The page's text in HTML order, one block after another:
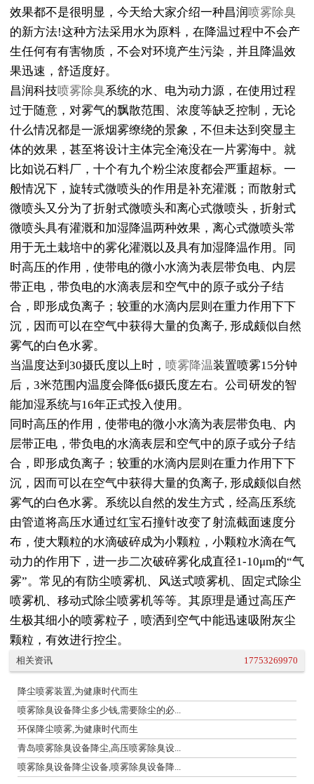
效果都不是很明显，今天给大家介绍一种昌润喷雾除臭
的新方法!这种方法采用水为原料，在降温过程中不会产
生任何有有害物质，不会对环境产生污染，并且降温效
果迅速，舒适度好。
昌润科技喷雾除臭系统的水、电为动力源，在使用过程
过于随意，对雾气的飘散范围、浓度等缺乏控制，无论
什么情况都是一派烟雾缭绕的景象，不但未达到突显主
体的效果，甚至将设计主体完全淹没在一片雾海中。就
比如说石料厂，十个有九个粉尘浓度都会严重超标。一
般情况下，旋转式微喷头的作用是补充灌溉；而散射式
微喷头又分为了折射式微喷头和离心式微喷头，折射式
微喷头具有灌溉和加湿降温两种效果，离心式微喷头常
用于无土栽培中的雾化灌溉以及具有加湿降温作用。同
时高压的作用，使带电的微小水滴为表层带负电、内层
带正电，带负电的水滴表层和空气中的原子或分子结
合，即形成负离子；较重的水滴内层则在重力作用下下
沉，因而可以在空气中获得大量的负离子, 形成颇似自然
雾气的白色水雾。
当温度达到30摄氏度以上时， 喷雾降温装置喷雾15分钟
后，3米范围内温度会降低6摄氏度左右。公司研发的智
能加湿系统与16年正式投入使用。
同时高压的作用，使带电的微小水滴为表层带负电、内
层带正电，带负电的水滴表层和空气中的原子或分子结
合，即形成负离子；较重的水滴内层则在重力作用下下
沉，因而可以在空气中获得大量的负离子, 形成颇似自然
雾气的白色水雾。系统以自然的发生方式，经高压系统
由管道将高压水通过红宝石撞针改变了射流截面速度分
布，使大颗粒的水滴破碎成为小颗粒，小颗粒水滴在气
动力的作用下，进一步二次破碎雾化成直径1-10μm的“气
雾”。常见的有防尘喷雾机、风送式喷雾机、固定式除尘
喷雾机、移动式除尘喷雾机等等。其原理是通过高压产
生极其细小的喷雾粒子，喷洒到空气中能迅速吸附灰尘
颗粒，有效进行控尘。
相关资讯 17753269970
降尘喷雾装置,为健康时代而生
喷雾除臭设备降尘多少钱,需要除尘的必...
环保降尘喷雾,为健康时代而生
青岛喷雾除臭设备降尘,高压喷雾除臭设...
喷雾除臭设备降尘设备,喷雾除臭设备降...